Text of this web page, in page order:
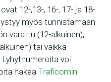
12-,13-, 16-, 17- ja 18-
myös tunnistamaan
varattu (12-alkuinen),
tai vaikka
Lyhytnumeroita voi
hakea Traficomin